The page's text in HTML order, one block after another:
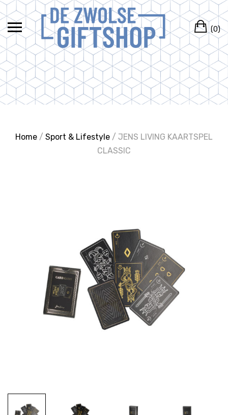
Ga
naar
de
inhoud
(0)
Home / Sport & Lifestyle / JENS LIVING KAARTSPEL
CLASSIC